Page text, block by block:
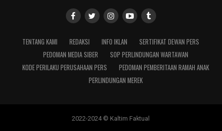
TENTANG KAMI REDAKSI INFO IKLAN
SERTIFIKAT DEWAN PERS
PEDOMAN MEDIA SIBER
SOP PERLINDUNGAN WARTAWAN
KODE PERILAKU PERUSAHAAN PERS
PEDOMAN PEMBERITAAN RAMAH ANAK
PERLINDUNGAN MEREK
2022-2024 © Kaltim Faktual